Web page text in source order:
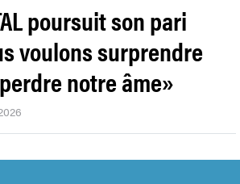
poursuit son pari
voulons surprendre
notre âme»